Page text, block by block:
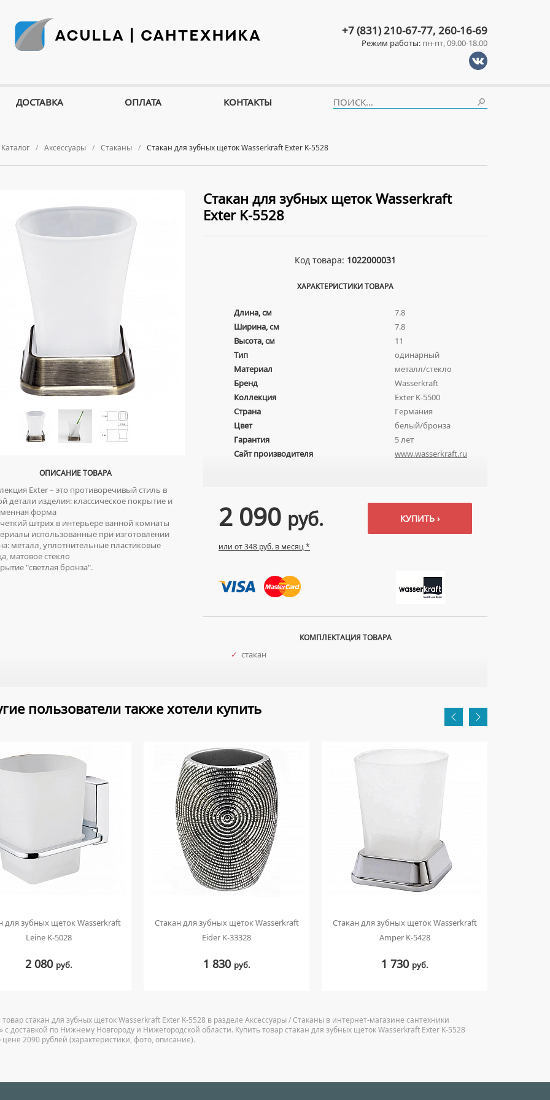
Каталог Аксессуары Стаканы Стакан для зубных щеток Wasserkraft Exter K-5528
ОПИСАНИЕ ТОВАРА
Exter – это противоречивый стиль в
детали изделия: классическое покрытие и
форма
штрих в интерьере ванной комнаты
использованные при изготовлении
металл, уплотнительные пластиковые
матовое стекло
"светлая бронза".
Стакан для зубных щеток Wasserkraft
Exter K-5528
Код товара: 1022000031
ХАРАКТЕРИСТИКИ ТОВАРА
Длина, см
7.8
Ширина, см
7.8
Высота, см
11
Тип
одинарный
Материал
металл/стекло
Бренд
Wasserkraft
Коллекция
Exter K-5500
Страна
Германия
Цвет
белый/бронза
Гарантия
5 лет
Сайт производителя
www.wasserkraft.ru
2 090 руб.
или от 348 руб. в месяц *
КУПИТЬ ›
КОМПЛЕКТАЦИЯ ТОВАРА
✓ стакан
пользователи также хотели купить
для зубных щеток Wasserkraft
Leine K-5028
2 080 руб.
Стакан для зубных щеток Wasserkraft
Eider K-33328
1 830 руб.
Стакан для зубных щеток Wasserkraft
Amper K-5428
1 730 руб.
стакан для зубных щеток Wasserkraft Exter K-5528 в разделе Аксессуары / Стаканы в интернет-магазине сантехники
с доставкой по Нижнему Новгороду и Нижегородской области. Купить товар стакан для зубных щеток Wasserkraft Exter K-5528
2090 рублей (характеристики, фото, описание).
+7 (831) 210-67-77, 260-16-69
Режим работы: пн-пт, 09.00-18.00
ДОСТАВКА ОПЛАТА КОНТАКТЫ